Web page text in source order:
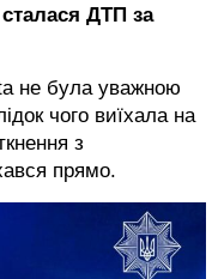
ДТП за
не була уважною
чого виїхала на
з
прямо.